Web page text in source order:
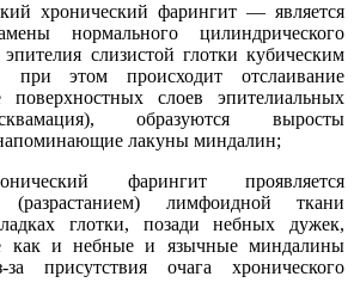
хронический фарингит — является
нормального цилиндрического
эпителия слизистой глотки кубическим
при этом происходит отслаивание
слоев эпителиальных
образуются выросты
лакуны миндалин;
фарингит проявляется
(разрастанием) лимфоидной ткани
глотки, позади небных дужек,
как и небные и язычные миндалины
присутствия очага хронического